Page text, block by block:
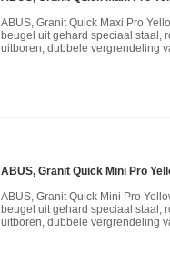
ABUS, Granit Quick Maxi Pro
beugel uit gehard speciaal staal,
uitboren, dubbele vergrendeling
ABUS, Granit Quick Mini Pro
ABUS, Granit Quick Mini Pro
beugel uit gehard speciaal staal,
uitboren, dubbele vergrendeling